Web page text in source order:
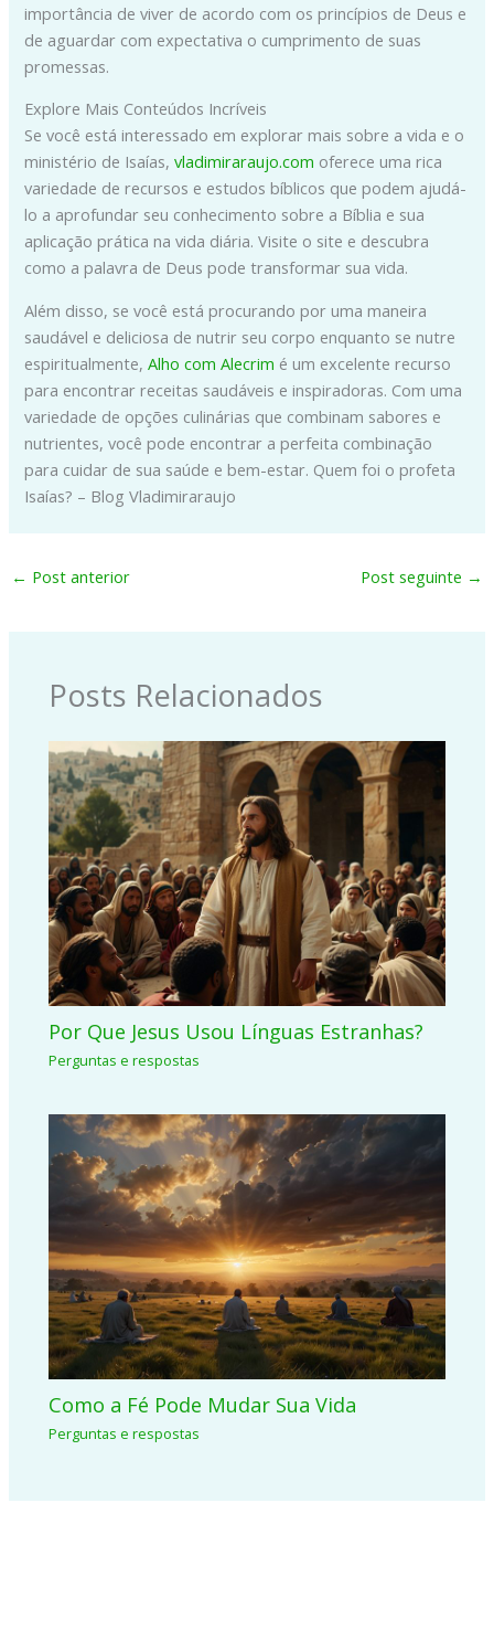
importância de viver de acordo com os princípios de Deus e
de aguardar com expectativa o cumprimento de suas
promessas.
Explore Mais Conteúdos Incríveis
Se você está interessado em explorar mais sobre a vida e o
ministério de Isaías,vladimiraraujo.com oferece uma rica
variedade de recursos e estudos bíblicos que podem ajudá-
lo a aprofundar seu conhecimento sobre a Bíblia e sua
aplicação prática na vida diária. Visite o site e descubra
como a palavra de Deus pode transformar sua vida.
Além disso, se você está procurando por uma maneira
saudável e deliciosa de nutrir seu corpo enquanto se nutre
espiritualmente,Alho com Alecrim é um excelente recurso
para encontrar receitas saudáveis e inspiradoras. Com uma
variedade de opções culinárias que combinam sabores e
nutrientes, você pode encontrar a perfeita combinação
para cuidar de sua saúde e bem-estar. Quem foi o profeta
Isaías? – Blog Vladimiraraujo
← Post anterior Post seguinte →
Posts Relacionados
Por Que Jesus Usou Línguas Estranhas?
Perguntas e respostas
Como a Fé Pode Mudar Sua Vida
Perguntas e respostas